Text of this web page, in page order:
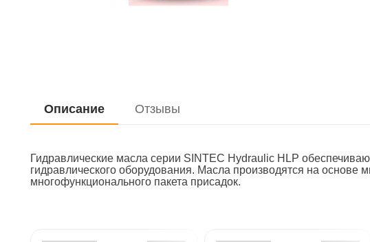
Описание Отзывы
Гидравлические масла серии SINTEC Hydraulic HLP
гидравлического оборудования. Масла производятся на основе
многофункционального пакета присадок.